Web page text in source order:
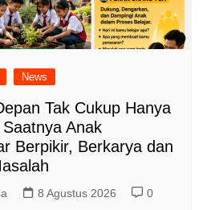
News
Tak Cukup Hanya
Anak
Berpikir, Berkarya dan
8 Agustus 2026 0